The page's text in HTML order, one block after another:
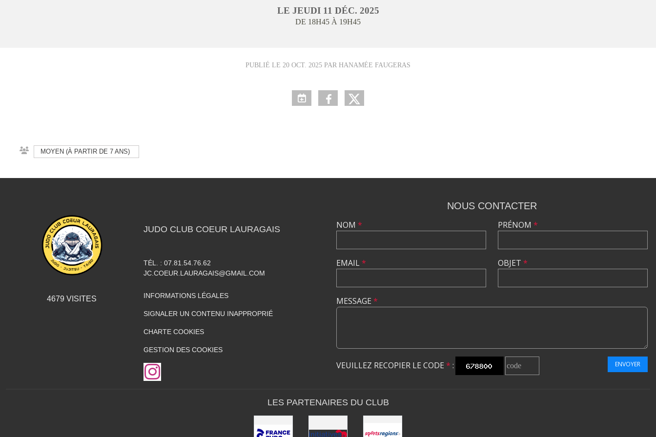
LE JEUDI 11 DÉC. 2025
DE 18H45 À 19H45
PUBLIÉ LE 20 OCT. 2025 PAR HANAMÉE FAUGERAS
MOYEN (À PARTIR DE 7 ANS)
4679 VISITES
JUDO CLUB COEUR LAURAGAIS
TÉL. : 07.81.54.76.62
JC.COEUR.LAURAGAIS@GMAIL.COM
INFORMATIONS LÉGALES
SIGNALER UN CONTENU INAPPROPRIÉ
CHARTE COOKIES
GESTION DES COOKIES
NOUS CONTACTER
NOM *
EMAIL*
PRÉNOM *
OBJET *
MESSAGE *
VEUILLEZ RECOPIER LE CODE * : ENVOYER
LES PARTENAIRES DU CLUB